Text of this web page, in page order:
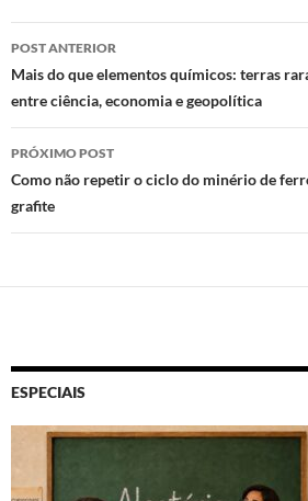
n o
k
p
p
Navegação
de
posts
POST ANTERIOR
Mais do que elementos químicos: terras
entre ciência, economia e geopolítica
PRÓXIMO POST
Como não repetir o ciclo do minério de
grafite
ESPECIAIS